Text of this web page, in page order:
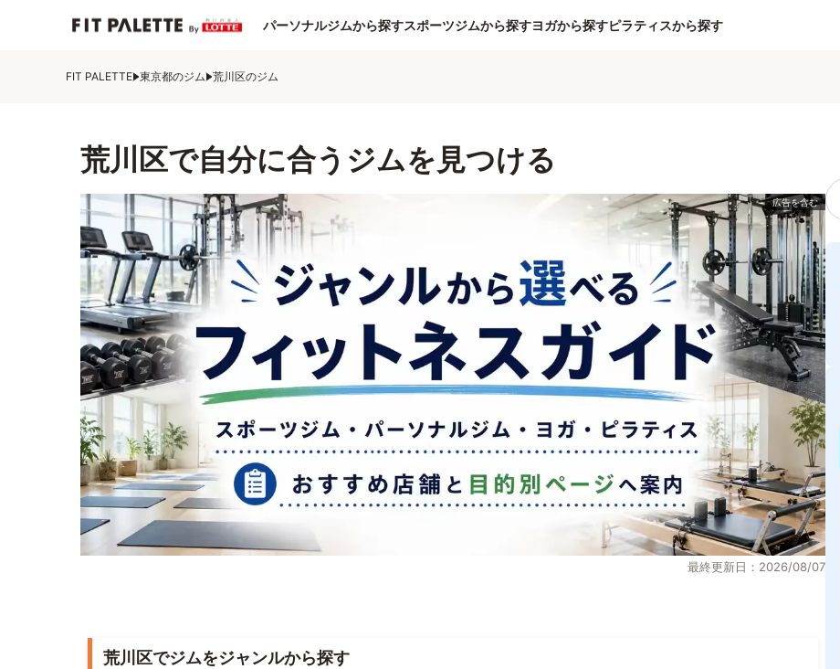
パーソナルジムから探すスポーツジムから探すヨガから探すピラティスから探す
FIT PALETTE 東京都のジム 荒川区のジム
荒川区で自分に合うジムを見つける
最終更新日：2026/08/07
荒川区でジムをジャンルから探す